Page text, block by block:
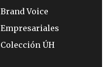
Brand Voice
Empresariales
Colección ÚH